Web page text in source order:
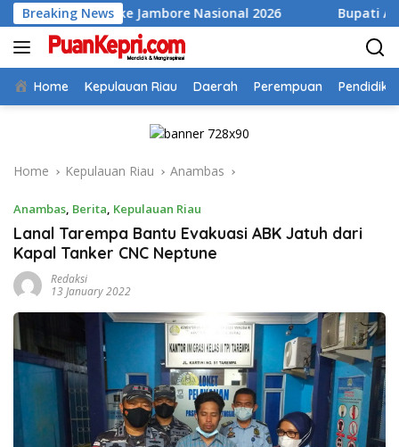
Skip
to
content
Breaking News
ke Jambore Nasional 2026 Bupati Aneng Evaluasi
Home Kepulauan Riau Daerah Perempuan
Home Kepulauan Riau Anambas
Anambas, Berita, Kepulauan Riau
Lanal Tarempa Bantu Evakuasi ABK Jatuh dari
Kapal Tanker CNC Neptune
Redaksi
13 January 2022